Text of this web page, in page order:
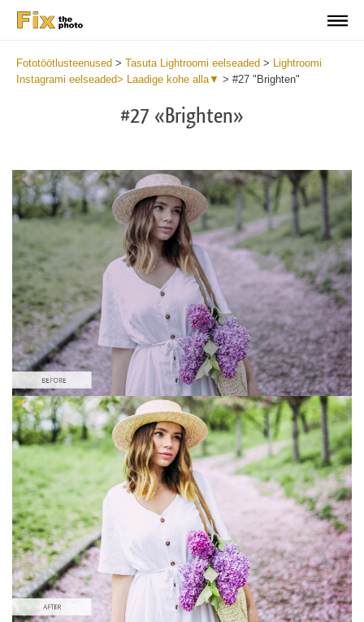
Fototöötlusteenused > Tasuta Lightroomi eelseaded > Lightroomi
Instagrami eelseaded> Laadige kohe alla▼ > #27 "Brighten"
#27 «Brighten»
Please select
Free Instagram Preset #27
Orange and Teal
(30 Lr Presets)
Must-Have Collection
(1432 Lr Presets)
Entire Collection